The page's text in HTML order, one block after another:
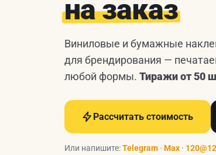
на заказ
Виниловые и бумажные
для брендирования —
любой формы. Тиражи от 50
Рассчитать стоимость
Или напишите:Telegram · Max ·